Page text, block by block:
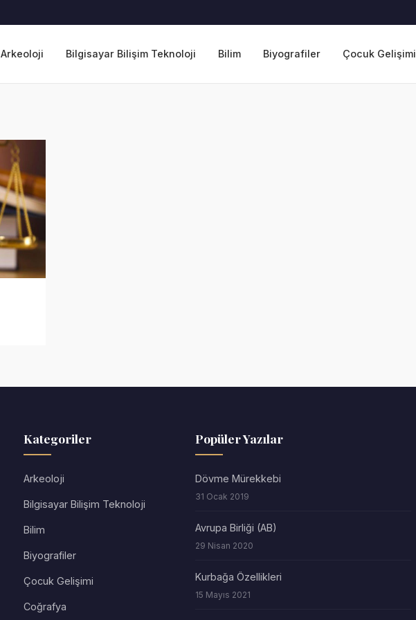
Arkeoloji Bilgisayar Bilişim Teknoloji Bilim Biyografiler Çocuk Gelişimi
Kategoriler
Arkeoloji
Bilgisayar Bilişim Teknoloji
Bilim
Biyografiler
Çocuk Gelişimi
Coğrafya
Popüler Yazılar
Dövme Mürekkebi
31 Ocak 2019
Avrupa Birliği (AB)
29 Nisan 2020
Kurbağa Özellikleri
15 Mayıs 2021